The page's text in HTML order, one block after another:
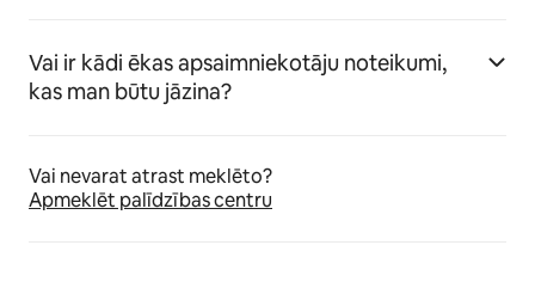
Vai ir kādi ēkas apsaimniekotāju noteikumi,
kas man būtu jāzina?
Vai nevarat atrast meklēto?
Apmeklēt palīdzības centru